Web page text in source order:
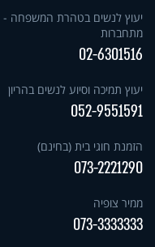
יעוץ לנשים בטהרת המשפחה -
מתחברות
02-6301516
יעוץ תמיכה וסיוע לנשים בהריון
052-9551591
הזמנת חוגי בית (בחינם)
073-2221290
ממיר צופיה
073-3333333